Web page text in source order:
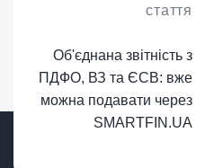
стаття
Об'єднана звітність з
ПДФО, ВЗ та ЄСВ: вже
можна подавати через
SMARTFIN.UA